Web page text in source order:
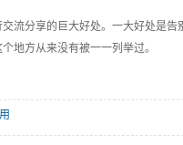
流分享的巨大好处。一大好处是
地方从来没有被一一列举过。